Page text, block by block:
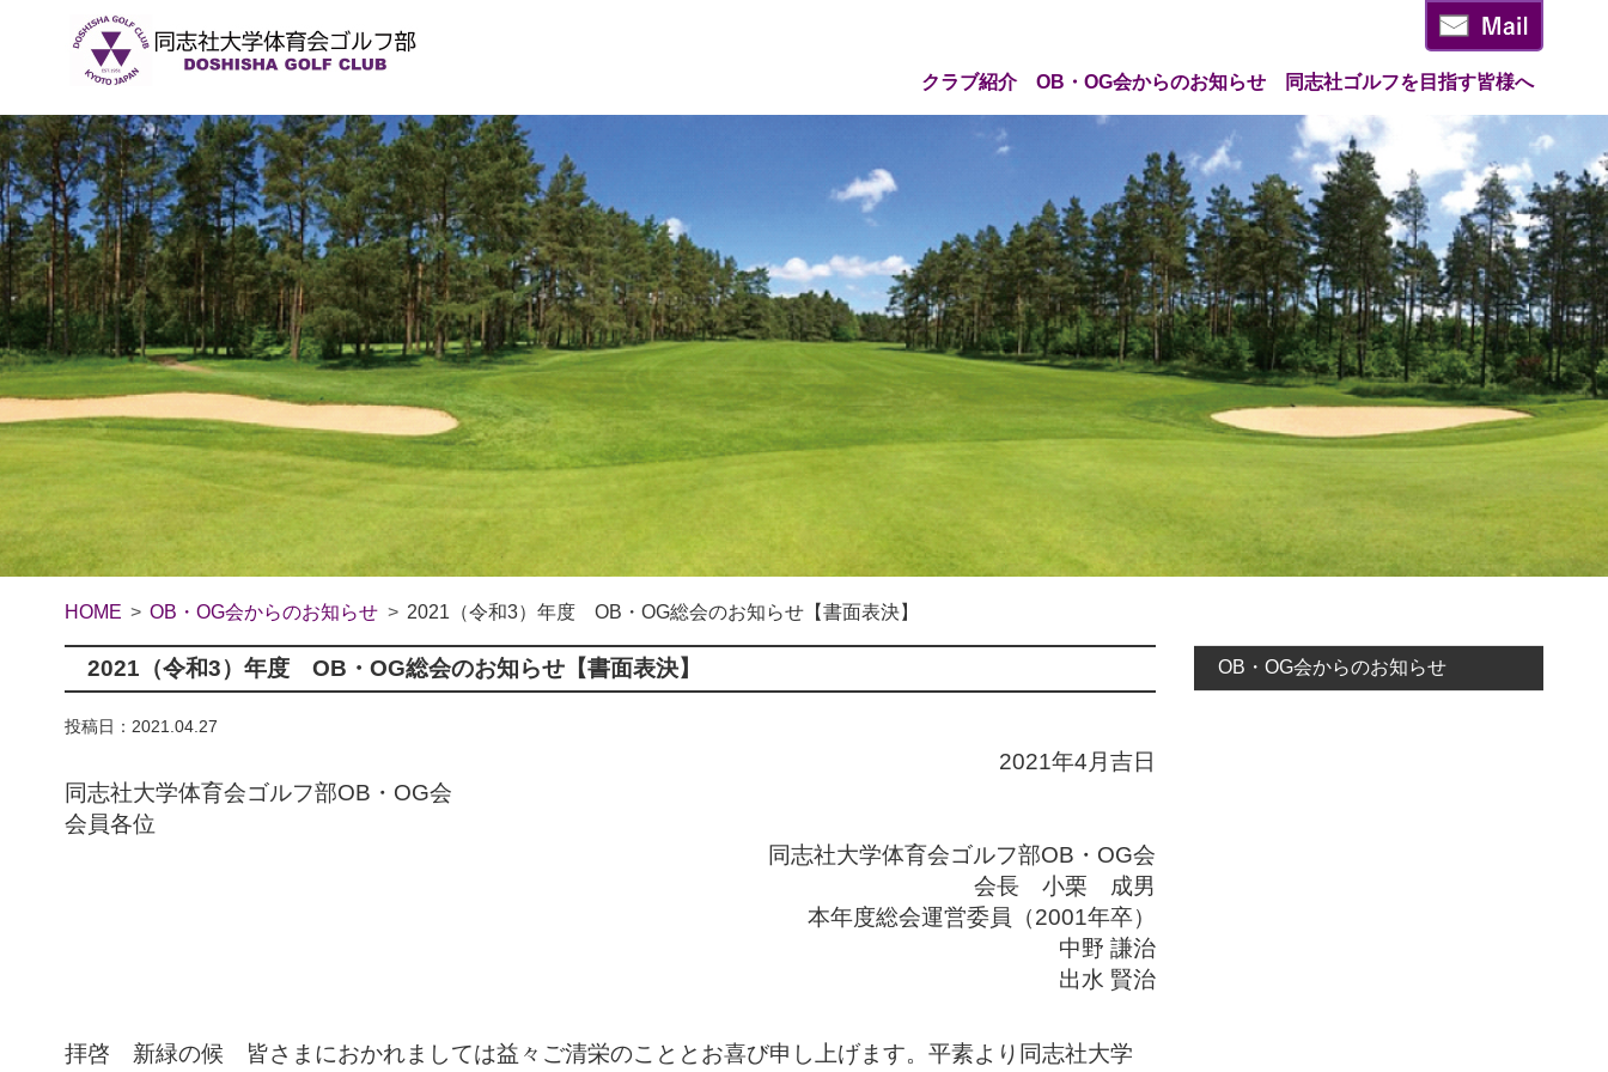
クラブ紹介 OB・OG会からのお知らせ 同志社ゴルフを目指す皆様へ
HOME OB・OG会からのお知らせ 2021（令和3）年度 OB・OG総会のお知らせ【書面表決】
2021（令和3）年度 OB・OG総会のお知らせ【書面表決】
投稿日：2021.04.27
2021年4月吉日
同志社大学体育会ゴルフ部OB・OG会
会員各位
同志社大学体育会ゴルフ部OB・OG会
会長 小栗 成男
本年度総会運営委員（2001年卒）
中野 謙治
出水 賢治
拝啓 新緑の候 皆さまにおかれましては益々ご清栄のこととお喜び申し上げます。平素より同志社大学
OB・OG会からのお知らせ